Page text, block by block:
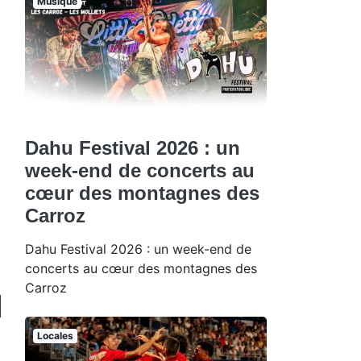
Dahu Festival 2026 : un
week-end de concerts au
cœur des montagnes des
Carroz
Dahu Festival 2026 : un week-end de
concerts au cœur des montagnes des
Carroz
Locales